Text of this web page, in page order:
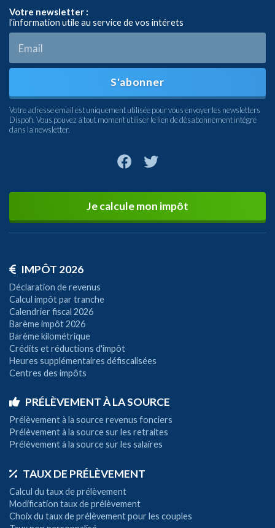
Votre newsletter :
l’information utile au service de vos intérets
S'abonner
Votre adresse email est uniquement utilisée pour vous envoyer les newsletters
Dispofi. Vous pouvez à tout moment utiliser le lien de désabonnement intégré
dans la newsletter.
Je calcule mon impôt
IMPÔT 2026
Déclaration de revenus
Calcul impôt par tranche
Calendrier fiscal 2026
Barème impôt 2026
Barème kilométrique
Crédits et réductions d'impôt
Heures supplémentaires défiscalisées
Centres des impôts
PRÉLÈVEMENT À LA SOURCE
Prélèvement à la source revenus fonciers
Prélèvement à la source sur les retraites
Prélèvement à la source sur les salaires
TAUX DE PRÉLÈVEMENT
Calcul du taux de prélèvement
Modification taux de prélèvement
Choix du taux de prélèvement pour les couples